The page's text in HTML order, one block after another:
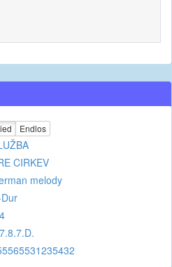
Endlos
CIRKEV
melody